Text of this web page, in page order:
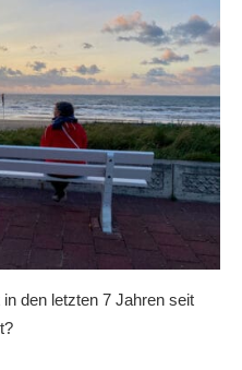
den letzten 7 Jahren seit